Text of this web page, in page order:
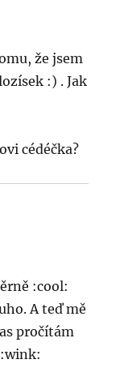
že jsem
:) . Jak
cédéčka?
:cool:
A teď mě
pročítám